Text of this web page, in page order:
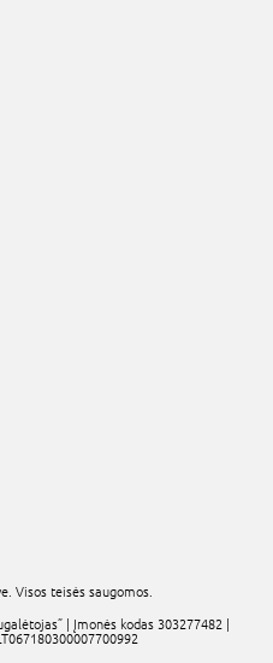
Visos teisės saugomos.
| Įmonės kodas 303277482 |